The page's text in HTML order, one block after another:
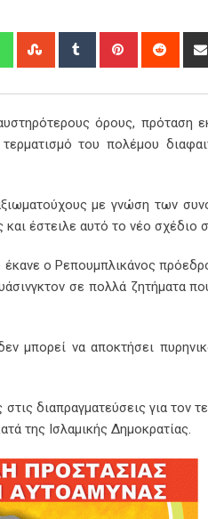
WhatsappStumbleUpon
Tumblr Pinterest Reddit
όρους, πρόταση
του πολέμου
με γνώση των
έστειλε αυτό το νέο σχέδιο
ο Ρεπουμπλικάνος
σε πολλά ζητήματα
μπορεί να αποκτήσει
διαπραγματεύσεις για τον
της Ισλαμικής Δημοκρατίας.